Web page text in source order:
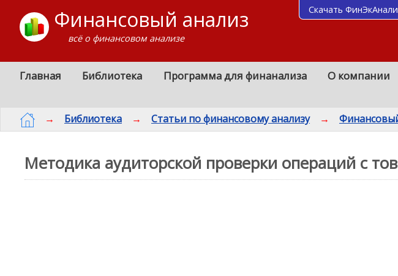
Финансовый анализ
всё о финансовом анализе
Главная Библиотека Программа для финанализа О компании
→ Библиотека → Статьи по финансовому анализу →
Методика аудиторской проверки операций с
Скачать